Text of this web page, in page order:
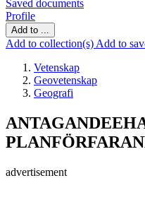
Saved documents
Profile
Add to ...
Add to collection(s) Add to
Vetenskap
Geovetenskap
Geografi
advertisement